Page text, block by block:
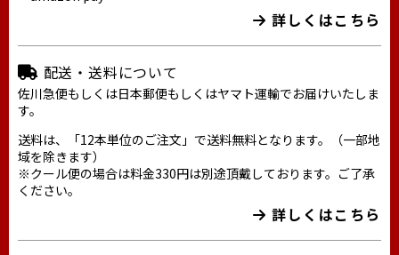
詳しくはこちら
配送・送料について
佐川急便もしくは日本郵便もしくはヤマト運輸でお届けいたしま
す。
送料は、「12本単位のご注文」で送料無料となります。（一部地
域を除きます）
※クール便の場合は料金330円は別途頂戴しております。ご了承
ください。
詳しくはこちら